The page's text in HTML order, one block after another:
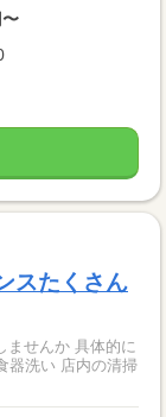
スたくさん
ませんか 具体的に
器洗い 店内の清掃